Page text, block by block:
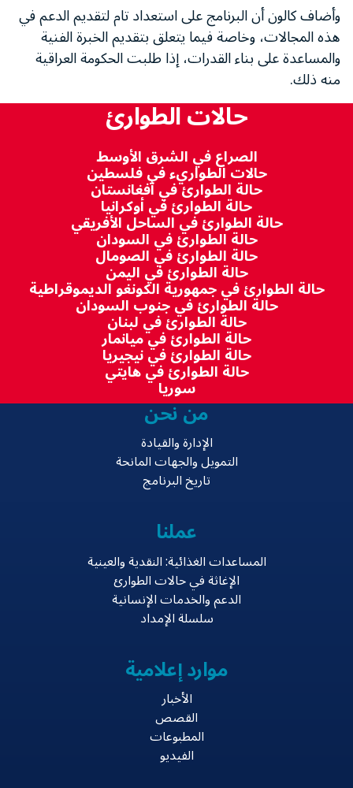
وأضاف كالون أن البرنامج على استعداد تام لتقديم الدعم في
هذه المجالات، وخاصة فيما يتعلق بتقديم الخبرة الفنية
والمساعدة على بناء القدرات، إذا طلبت الحكومة العراقية
منه ذلك.
حالات الطوارئ
الصراع في الشرق الأوسط
حالات الطواريء في فلسطين
حالة الطوارئ في أفغانستان
حالة الطوارئ في أوكرانيا
حالة الطوارئ في الساحل الأفريقي
حالة الطوارئ في السودان
حالة الطوارئ في الصومال
حالة الطوارئ في اليمن
حالة الطوارئ في جمهورية الكونغو الديموقراطية
حالة الطوارئ في جنوب السودان
حالة الطوارئ في لبنان
حالة الطوارئ في ميانمار
حالة الطوارئ في نيجيريا
حالة الطوارئ في هايتي
سوريا
من نحن
الإدارة والقيادة
التمويل والجهات المانحة
تاريخ البرنامج
عملنا
المساعدات الغذائية: النقدية والعينية
الإغاثة في حالات الطوارئ
الدعم والخدمات الإنسانية
سلسلة الإمداد
موارد إعلامية
الأخبار
القصص
المطبوعات
الفيديو